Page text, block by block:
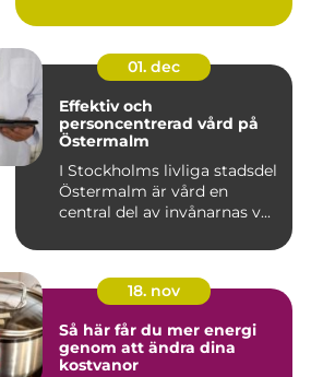
01. dec
Effektiv och
personcentrerad vård på
Östermalm
I Stockholms livliga stadsdel
Östermalm är vård en
central del av invånarnas v...
18. nov
Så här får du mer energi
genom att ändra dina
kostvanor